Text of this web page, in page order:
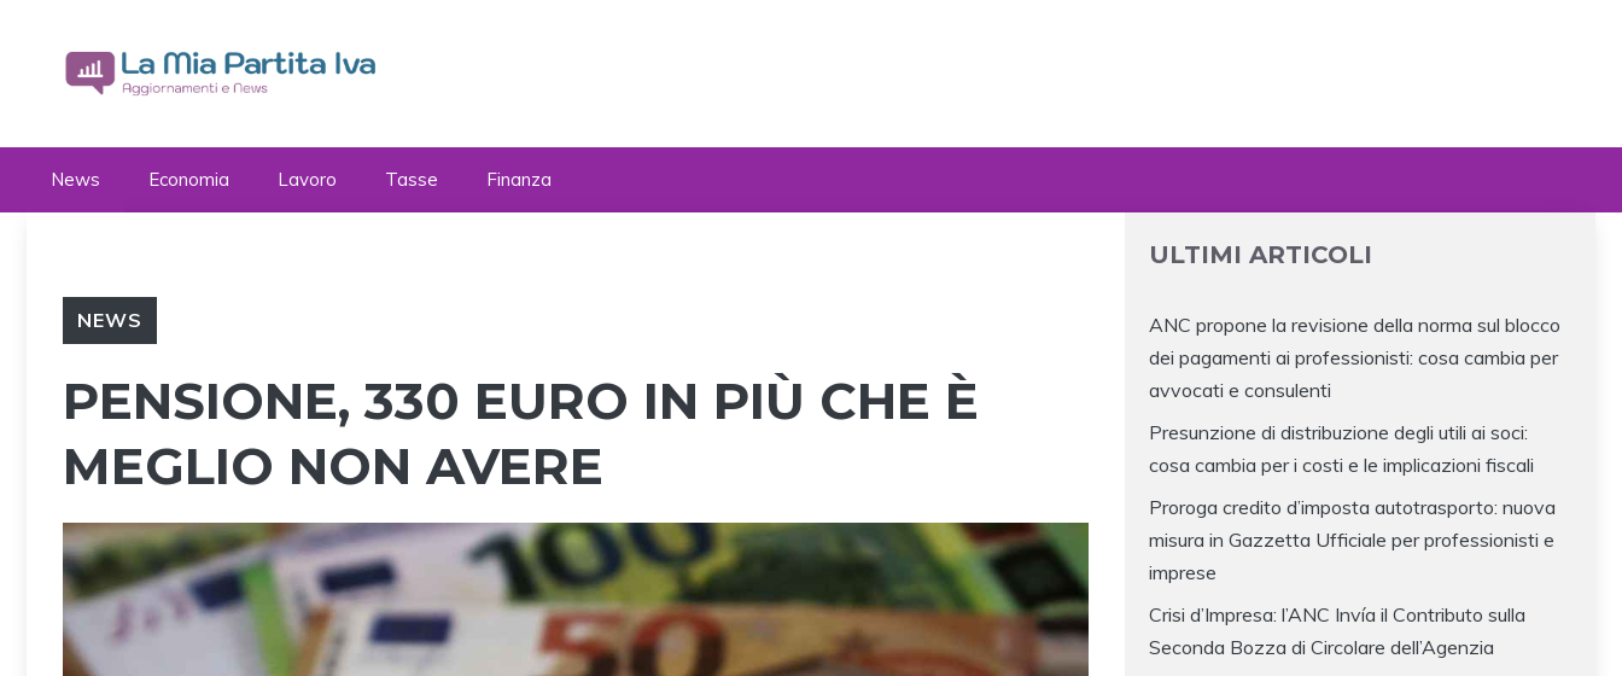
contenuto
News Economia Lavoro Tasse Finanza
NEWS
PENSIONE, 330 EURO IN PIÙ CHE È
MEGLIO NON AVERE
ULTIMI ARTICOLI
ANC propone la revisione della norma sul blocco
dei pagamenti ai professionisti: cosa cambia per
avvocati e consulenti
Presunzione di distribuzione degli utili ai soci:
cosa cambia per i costi e le implicazioni fiscali
Proroga credito d’imposta autotrasporto: nuova
misura in Gazzetta Ufficiale per professionisti e
imprese
Crisi d’Impresa: l’ANC Invía il Contributo sulla
Seconda Bozza di Circolare dell’Agenzia